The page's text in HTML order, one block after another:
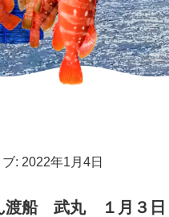
: 2022年1月4日
渡船 武丸 １月３